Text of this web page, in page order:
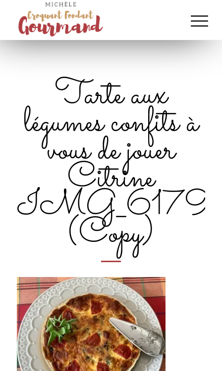
Tarte aux
légumes confits à
vous de jouer
Citrine
IMG_6179
(Copy)